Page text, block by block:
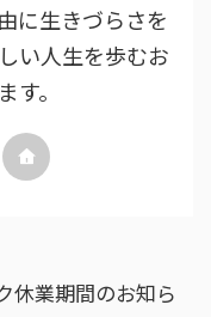
に生きづらさを
い人生を歩むお
す。
休業期間のお知ら